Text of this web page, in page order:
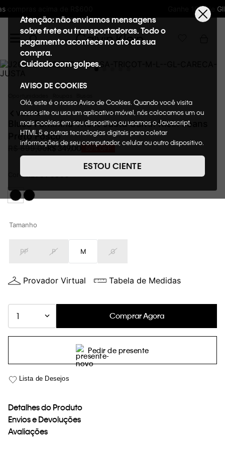
Ganhe 10% de GIFTBACK em todas as compras
Atenção: não enviamos mensagens
sobre frete ou transportadoras. Todo o
pagamento acontece no ato da sua
compra.
Cuidado com golpes.
AVISO DE COOKIES
Olá, este é o nosso Aviso de Cookies. Quando você visita
nosso site ou usa um aplicativo móvel, nós colocamos um ou
mais cookies em seu dispositivo ou usamos o Javascript,
HTML 5 e outras tecnologias digitais para coletar
informações de seu computador, celular ou outro dispositivo.
de cookies, informaremos quais cookies usaremos e quais
suas funções. A forma como processamos os dados
nosso Aviso de Privacidade. Quando você visita nosso site,
consideraremos isso como sua solicitação específica para
entre outros, a capacidade de comprar um item em nossa
Cookies acesse o link.
ESTOU CIENTE
VOLTAR
Blusa Feminina Tricot Justa Calvin Klein Jeans
Preto Fosco
699,00R$ 349,00 50%
CorPRETO FOSCO
Tamanho
PP P M G
Provador Virtual Tabela de Medidas
1 Comprar Agora
Pedir de presente
Detalhes do Produto
Envios e Devoluções
Avaliações